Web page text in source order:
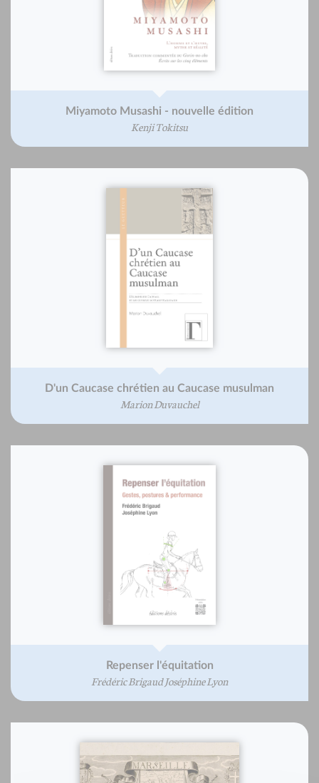
Miyamoto Musashi - nouvelle édition
Kenji Tokitsu
D'un Caucase chrétien au Caucase musulman
Marion Duvauchel
Repenser l'équitation
Frédéric Brigaud Joséphine Lyon